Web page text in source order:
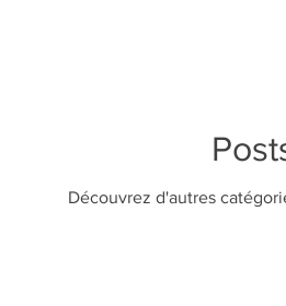
Découvrez d'autres